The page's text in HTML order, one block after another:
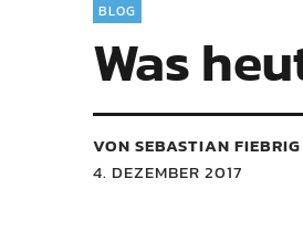
BLOG
Was
VON SEBASTIAN FIEBRIG
4. DEZEMBER 2017